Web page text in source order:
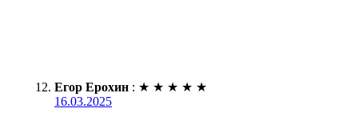
Егор Ерохин : ★ ★ ★ ★ ★
16.03.2025